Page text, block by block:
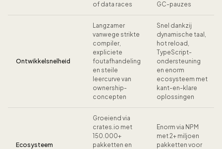
of data races
GC-pauzes
Ontwikkelsnelheid
Langzamer
vanwege strikte
compiler,
expliciete
foutafhandeling
en steile
leercurve van
ownership-
concepten
Snel dankzij
dynamische taal,
hot reload,
TypeScript-
ondersteuning
en enorm
ecosysteem met
kant-en-klare
oplossingen
Ecosysteem
Groeiend via
crates.io met
150.000+
pakketten en
Enorm via NPM
met 2+ miljoen
pakketten voor